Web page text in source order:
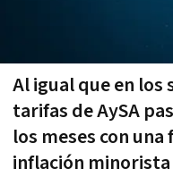
Al igual que en los
tarifas de AySA
los meses con
inflación minorista